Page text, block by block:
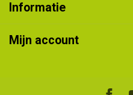
Informatie
Mijn account